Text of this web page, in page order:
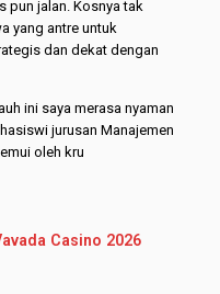
pun jalan. Kosnya tak
yang antre untuk
dan dekat dengan
ini saya merasa nyaman
jurusan Manajemen
oleh kru
Casino 2026